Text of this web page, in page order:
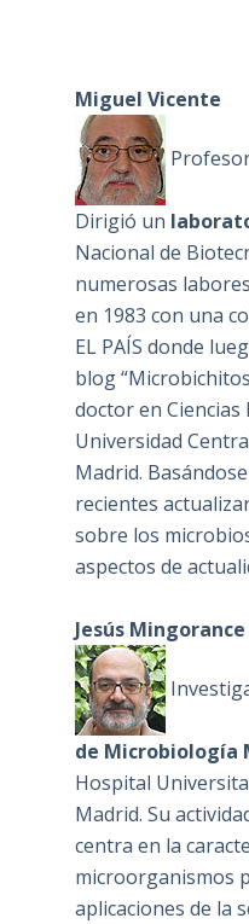
Miguel Vicente
Profesor
Dirigió un
Nacional de
numerosas
en 1983 con una
EL PAÍS donde
blog
doctor en
Universidad
Madrid.
recientes
sobre los
aspectos de
Jesús Mingorance
de Microbiología
Hospital
Madrid. Su
centra en la
microorganismos
aplicaciones de la